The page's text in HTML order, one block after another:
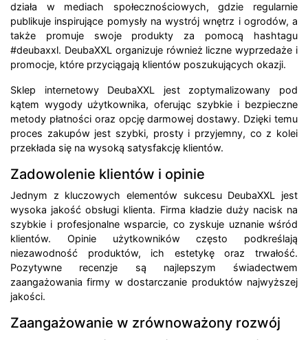
działa w mediach społecznościowych, gdzie regularnie
publikuje inspirujące pomysły na wystrój wnętrz i ogrodów, a
także promuje swoje produkty za pomocą hashtagu
#deubaxxl. DeubaXXL organizuje również liczne wyprzedaże i
promocje, które przyciągają klientów poszukujących okazji.
Sklep internetowy DeubaXXL jest zoptymalizowany pod
kątem wygody użytkownika, oferując szybkie i bezpieczne
metody płatności oraz opcję darmowej dostawy. Dzięki temu
proces zakupów jest szybki, prosty i przyjemny, co z kolei
przekłada się na wysoką satysfakcję klientów.
Zadowolenie klientów i opinie
Jednym z kluczowych elementów sukcesu DeubaXXL jest
wysoka jakość obsługi klienta. Firma kładzie duży nacisk na
szybkie i profesjonalne wsparcie, co zyskuje uznanie wśród
klientów. Opinie użytkowników często podkreślają
niezawodność produktów, ich estetykę oraz trwałość.
Pozytywne recenzje są najlepszym świadectwem
zaangażowania firmy w dostarczanie produktów najwyższej
jakości.
Zaangażowanie w zrównoważony rozwój